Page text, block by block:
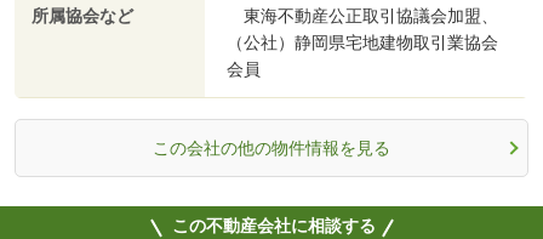
所属協会など
東海不動産公正取引協議会加盟、
（公社）静岡県宅地建物取引業協会
会員
この会社の他の物件情報を見る
この不動産会社に相談する